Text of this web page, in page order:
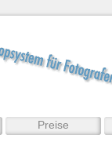
Preise